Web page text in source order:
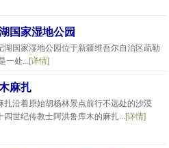
国家湿地公园
湖国家湿地公园位于新疆维吾尔自治区疏勒
一处...[详情]
麻扎
扎沿着原始胡杨林景点前行不远处的沙漠
四世纪传教士阿洪鲁库木的麻扎...[详情]